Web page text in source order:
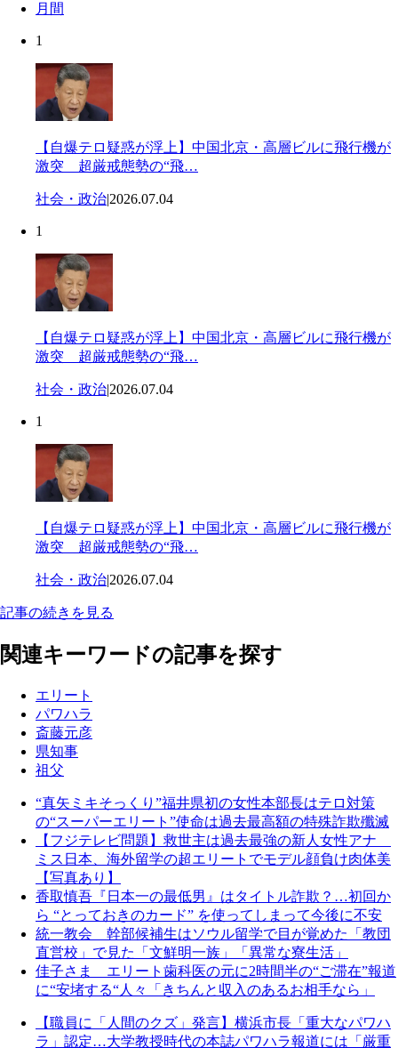
月間
1
【自爆テロ疑惑が浮上】中国北京・高層ビルに飛行機が
激突 超厳戒態勢の“飛…
社会・政治|2026.07.04
1
【自爆テロ疑惑が浮上】中国北京・高層ビルに飛行機が
激突 超厳戒態勢の“飛…
社会・政治|2026.07.04
1
【自爆テロ疑惑が浮上】中国北京・高層ビルに飛行機が
激突 超厳戒態勢の“飛…
社会・政治|2026.07.04
記事の続きを見る
関連キーワードの記事を探す
エリート
パワハラ
斎藤元彦
県知事
祖父
“真矢ミキそっくり”福井県初の女性本部長はテロ対策
の“スーパーエリート”使命は過去最高額の特殊詐欺殲滅
【フジテレビ問題】救世主は過去最強の新人女性アナ
ミス日本、海外留学の超エリートでモデル顔負け肉体美
【写真あり】
香取慎吾『日本一の最低男』はタイトル詐欺？…初回か
ら “とっておきのカード” を使ってしまって今後に不安
統一教会 幹部候補生はソウル留学で目が覚めた「教団
直営校」で見た「文鮮明一族」「異常な寮生活」
佳子さま エリート歯科医の元に2時間半の“ご滞在”報道
に“安堵する“人々「きちんと収入のあるお相手なら」
【職員に「人間のクズ」発言】横浜市長「重大なパワハ
ラ」認定…大学教授時代の本誌パワハラ報道には「厳重